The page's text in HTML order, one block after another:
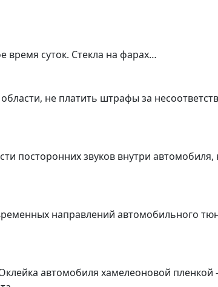
суток. Стекла на фарах…
не платить штрафы за
посторонних звуков внутри автомобиля,
направлений автомобильного
автомобиля хамелеоновой пленкой